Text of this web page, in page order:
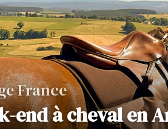
France
end à cheval en